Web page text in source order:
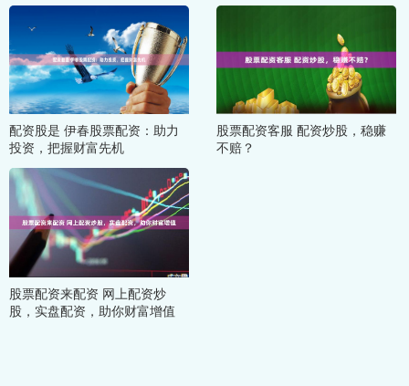
配资股是 伊春股票配资：助力
投资，把握财富先机
股票配资客服 配资炒股，稳赚
不赔？
股票配资来配资 网上配资炒
股，实盘配资，助你财富增值